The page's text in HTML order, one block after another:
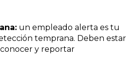
un empleado alerta es tu
temprana. Deben estar
y reportar